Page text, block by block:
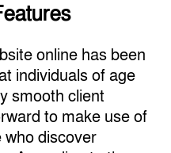
online has been
individuals of age
smooth client
to make use of
discover